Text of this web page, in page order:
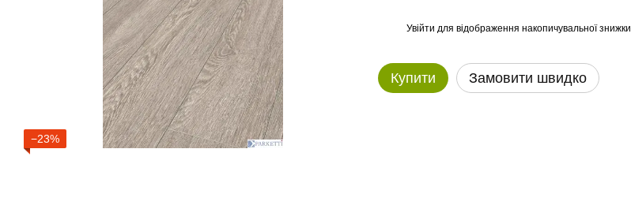
−23%
Увійти для відображення накопичувальної знижки
Купити Замовити швидко